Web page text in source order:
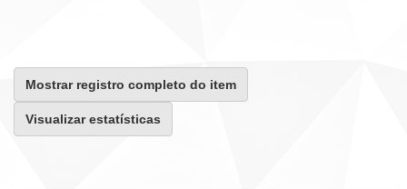
Mostrar registro completo do item
Visualizar estatísticas